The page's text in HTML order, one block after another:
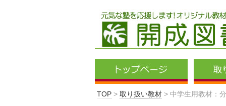
TOP > 取り扱い教材 > 中学生用教材：